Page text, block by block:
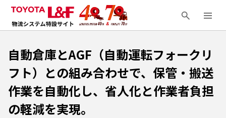
自動倉庫とAGF（自動運転フォークリ
フト）との組み合わせで、保管・搬送
作業を自動化し、省人化と作業者負担
の軽減を実現。